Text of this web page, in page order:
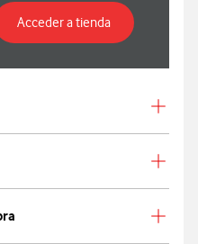
especificaciones de Amazon
Acceder a tiendaPara ver